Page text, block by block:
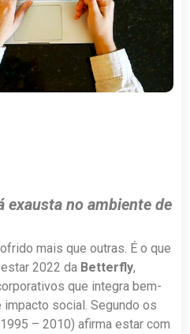
exausta no ambiente de
mais que outras. É o que
2022 da Betterfly,
que integra bem-
social. Segundo os
– 2010) afirma estar com